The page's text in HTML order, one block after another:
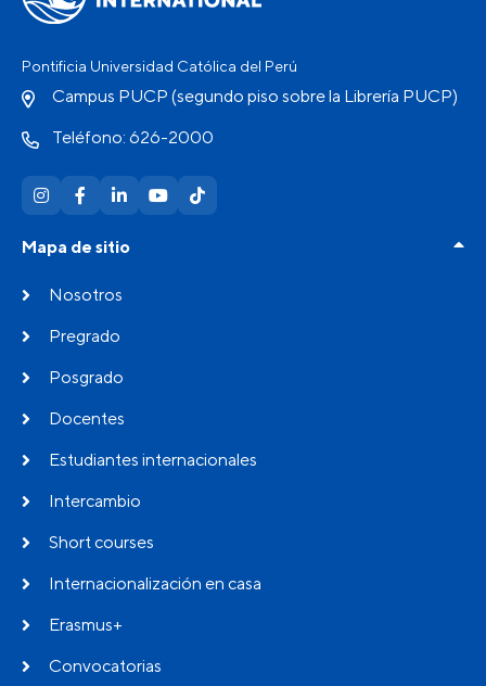
Pontificia Universidad Católica del Perú
Campus PUCP (segundo piso sobre la Librería PUCP)
Teléfono: 626-2000
Mapa de sitio
Nosotros
Pregrado
Posgrado
Docentes
Estudiantes internacionales
Intercambio
Short courses
Internacionalización en casa
Erasmus+
Convocatorias